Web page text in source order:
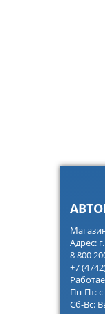
Адрес:
8 800
+7
Пн-Пт: с
Сб-Вс: